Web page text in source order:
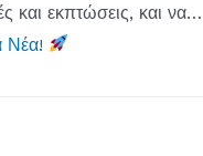
και εκπτώσεις, και να…
Νέα!